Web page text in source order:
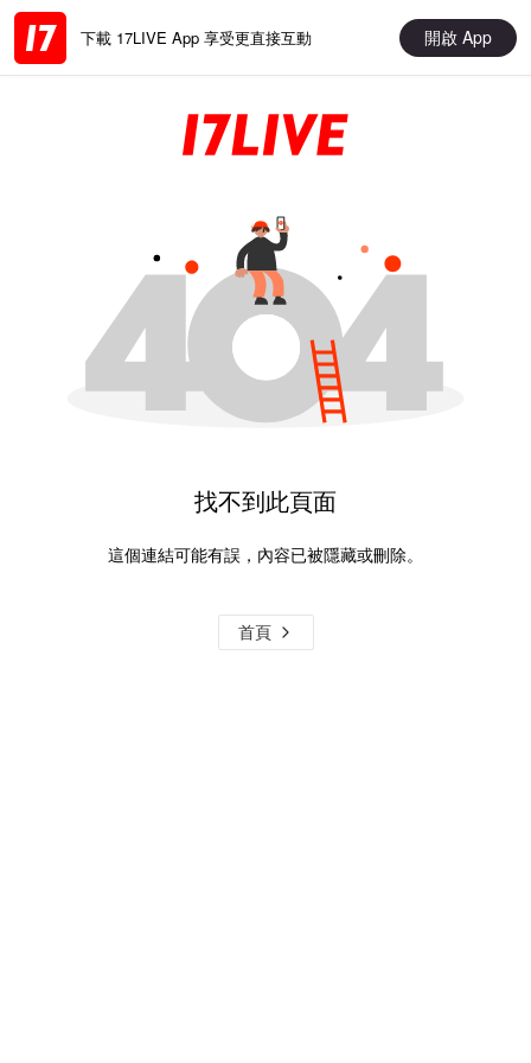
下載 17LIVE App 享受更直接互動 開啟 App
找不到此頁面
這個連結可能有誤，內容已被隱藏或刪除。
首頁